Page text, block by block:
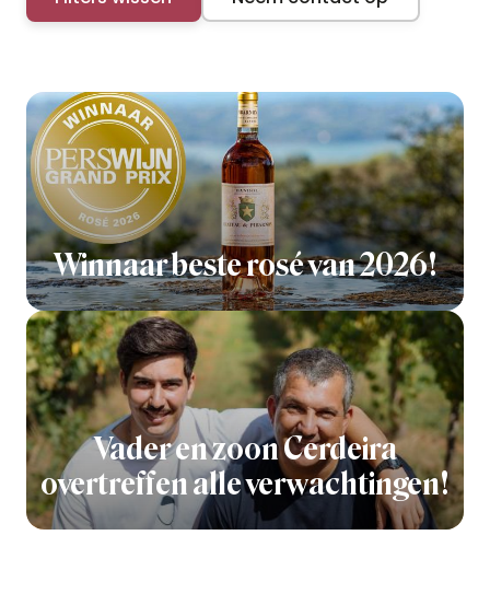
Winnaar beste rosé van 2026!
Vader en zoon Cerdeira
overtreffen alle verwachtingen!